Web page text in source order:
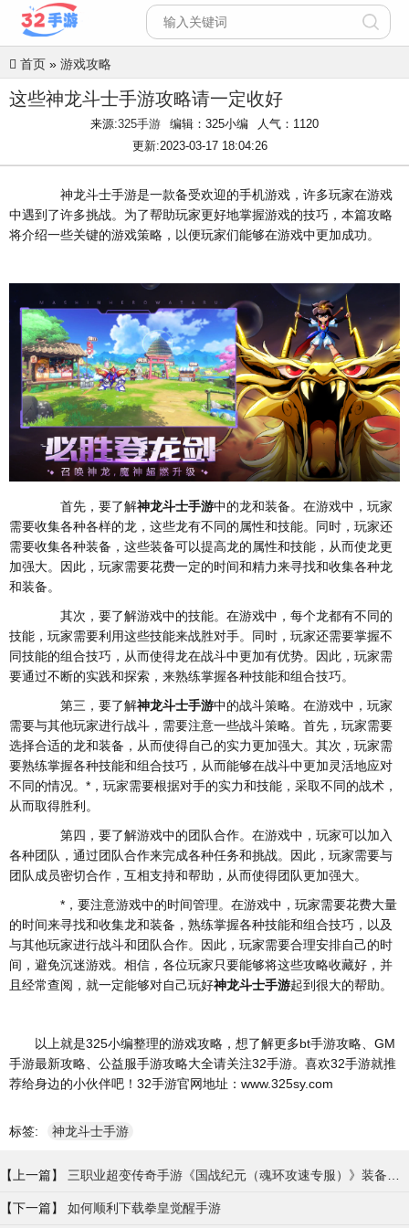
首页 » 游戏攻略
这些神龙斗士手游攻略请一定收好
来源:325手游 编辑：325小编 人气： 1120
更新:2023-03-17 18:04:26
神龙斗士手游是一款备受欢迎的手机游戏，许多玩家在游戏
中遇到了许多挑战。为了帮助玩家更好地掌握游戏的技巧，本篇攻略
将介绍一些关键的游戏策略，以便玩家们能够在游戏中更加成功。
首先，要了解神龙斗士手游中的龙和装备。在游戏中，玩家
需要收集各种各样的龙，这些龙有不同的属性和技能。同时，玩家还
需要收集各种装备，这些装备可以提高龙的属性和技能，从而使龙更
加强大。因此，玩家需要花费一定的时间和精力来寻找和收集各种龙
和装备。
其次，要了解游戏中的技能。在游戏中，每个龙都有不同的
技能，玩家需要利用这些技能来战胜对手。同时，玩家还需要掌握不
同技能的组合技巧，从而使得龙在战斗中更加有优势。因此，玩家需
要通过不断的实践和探索，来熟练掌握各种技能和组合技巧。
第三，要了解神龙斗士手游中的战斗策略。在游戏中，玩家
需要与其他玩家进行战斗，需要注意一些战斗策略。首先，玩家需要
选择合适的龙和装备，从而使得自己的实力更加强大。其次，玩家需
要熟练掌握各种技能和组合技巧，从而能够在战斗中更加灵活地应对
不同的情况。*，玩家需要根据对手的实力和技能，采取不同的战术，
从而取得胜利。
第四，要了解游戏中的团队合作。在游戏中，玩家可以加入
各种团队，通过团队合作来完成各种任务和挑战。因此，玩家需要与
团队成员密切合作，互相支持和帮助，从而使得团队更加强大。
*，要注意游戏中的时间管理。在游戏中，玩家需要花费大量
的时间来寻找和收集龙和装备，熟练掌握各种技能和组合技巧，以及
与其他玩家进行战斗和团队合作。因此，玩家需要合理安排自己的时
间，避免沉迷游戏。相信，各位玩家只要能够将这些攻略收藏好，并
且经常查阅，就一定能够对自己玩好神龙斗士手游起到很大的帮助。
以上就是325小编整理的游戏攻略，想了解更多bt手游攻略、GM
手游最新攻略、公益服手游攻略大全请关注32手游。喜欢32手游就推
荐给身边的小伙伴吧！32手游官网地址：www.325sy.com
标签: 神龙斗士手游
【上一篇】 三职业超变传奇手游《国战纪元（魂环攻速专服）》装备介绍
【下一篇】 如何顺利下载拳皇觉醒手游